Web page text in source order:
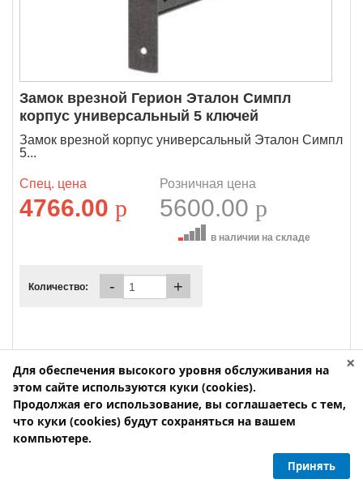
Замок врезной Герион Эталон Симпл
корпус универсальный 5 ключей
Замок врезной корпус универсальный Эталон Симпл
5...
Спец. цена
4766.00 p
Розничная цена
5600.00 p
в наличии на складе
Количество: - +
×
Для обеспечения высокого уровня обслуживания на
этом сайте используются куки (cookies).
Продолжая его использование, вы соглашаетесь с тем,
что куки (cookies) будут сохраняться на вашем
компьютере.
Принять